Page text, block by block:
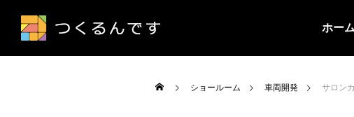
ホーム
ショールーム 車両開発 サロン